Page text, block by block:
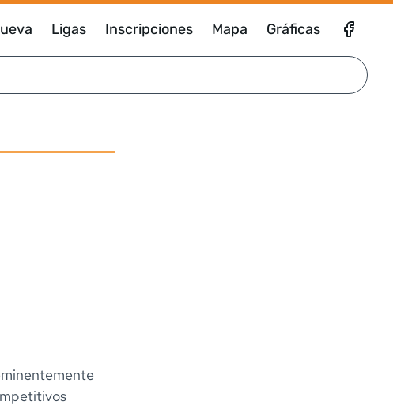
Ligas Inscripciones Mapa Gráficas